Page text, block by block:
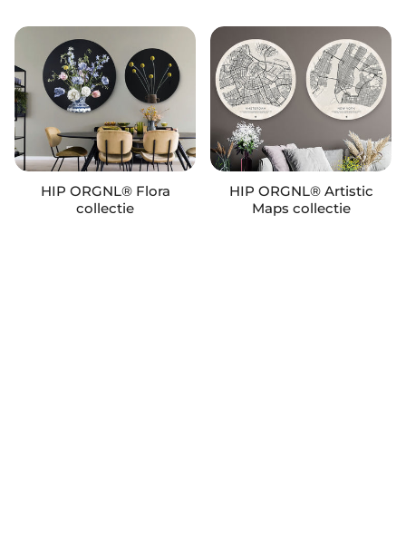
HIP ORGNL® Flora
collectie
HIP ORGNL® Artistic
Maps collectie